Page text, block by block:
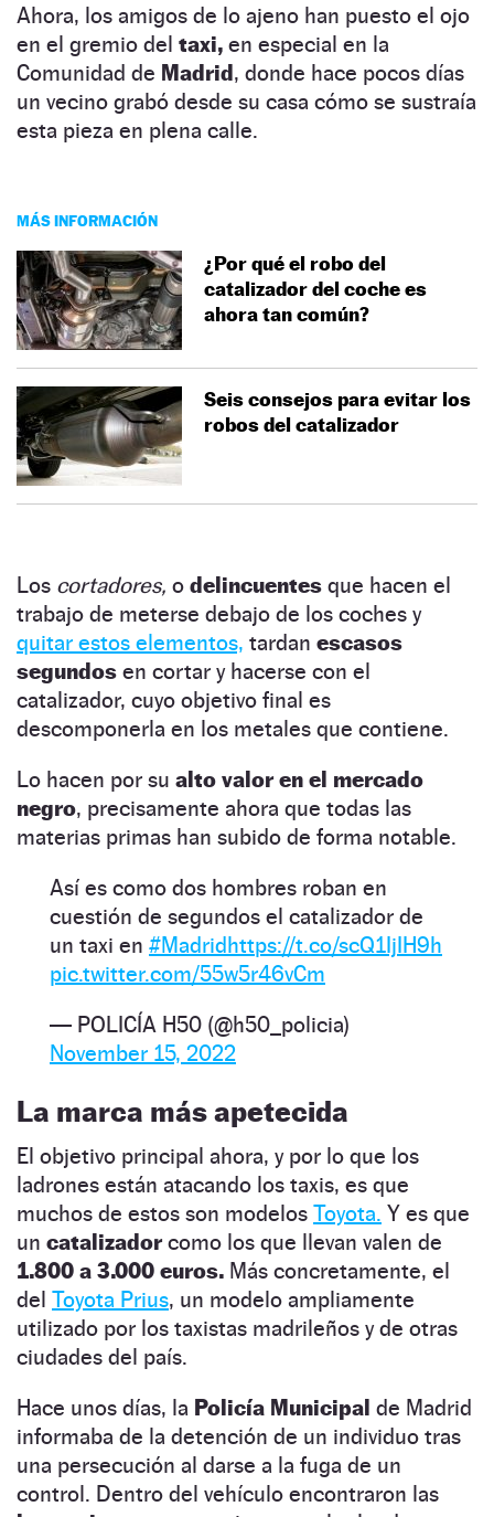
Ahora, los amigos de lo ajeno han puesto el ojo
en el gremio del taxi, en especial en la
Comunidad de Madrid, donde hace pocos días
un vecino grabó desde su casa cómo se sustraía
esta pieza en plena calle.
MÁS INFORMACIÓN
¿Por qué el robo del
catalizador del coche es
ahora tan común?
Seis consejos para evitar los
robos del catalizador
Los cortadores, o delincuentes que hacen el
trabajo de meterse debajo de los coches y
quitar estos elementos, tardan escasos
segundos en cortar y hacerse con el
catalizador, cuyo objetivo final es
descomponerla en los metales que contiene.
Lo hacen por su alto valor en el mercado
negro, precisamente ahora que todas las
materias primas han subido de forma notable.
Así es como dos hombres roban en
cuestión de segundos el catalizador de
un taxi en #Madridhttps://t.co/scQ1IjIH9h
pic.twitter.com/55w5r46vCm
— POLICÍA H50 (@h50_policia)
November 15, 2022
La marca más apetecida
El objetivo principal ahora, y por lo que los
ladrones están atacando los taxis, es que
muchos de estos son modelos Toyota. Y es que
un catalizadorcomo los que llevan valen de
1.800 a 3.000 euros. Más concretamente, el
del Toyota Prius, un modelo ampliamente
utilizado por los taxistas madrileños y de otras
ciudades del país.
Hace unos días, la Policía Municipal de Madrid
informaba de la detención de un individuo tras
una persecución al darse a la fuga de un
control. Dentro del vehículo encontraron las